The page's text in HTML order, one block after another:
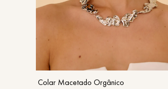
Colar Macetado Orgânico